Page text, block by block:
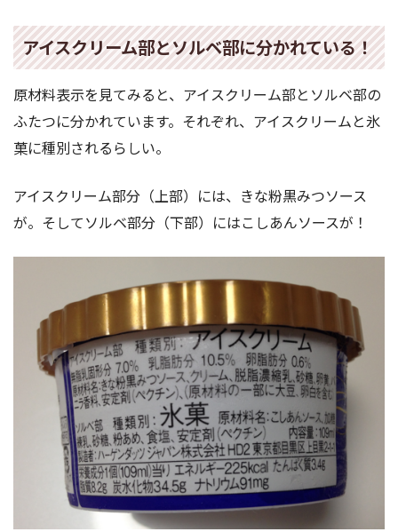
アイスクリーム部とソルベ部に分かれている！
原材料表示を見てみると、アイスクリーム部とソルベ部の
ふたつに分かれています。それぞれ、アイスクリームと氷
菓に種別されるらしい。
アイスクリーム部分（上部）には、きな粉黒みつソース
が。そしてソルベ部分（下部）にはこしあんソースが！